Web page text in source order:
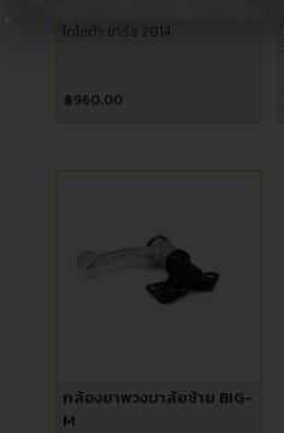
โตโยต้า ยาริส 2014
฿960.00
กล้องยาพวงมาลัยซ้าย BIG-
M